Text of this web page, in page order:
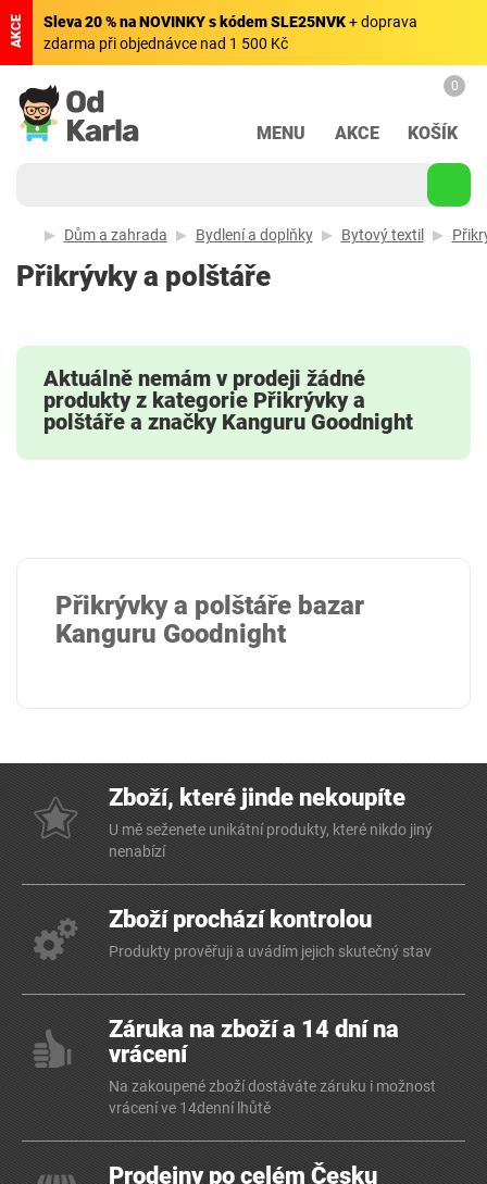
AKCE Sleva 20 % na NOVINKY s kódem SLE25NVK+ doprava
zdarma při objednávce nad 1 500 Kč
MENU AKCE
0
KOŠÍK
Dům a zahrada Bydlení a doplňky Bytový textil
Přikrývky a polštáře
Aktuálně nemám v prodeji žádné
produkty z kategorie Přikrývky a
polštáře a značky Kanguru Goodnight
Přikrývky a polštáře bazar
Kanguru Goodnight
Zboží, které jinde nekoupíte
U mě seženete unikátní produkty, které nikdo jiný
nenabízí
Zboží prochází kontrolou
Produkty prověřuji a uvádím jejich skutečný stav
Záruka na zboží a 14 dní na
vrácení
Na zakoupené zboží dostáváte záruku i možnost
vrácení ve 14denní lhůtě
Prodejny po celém Česku